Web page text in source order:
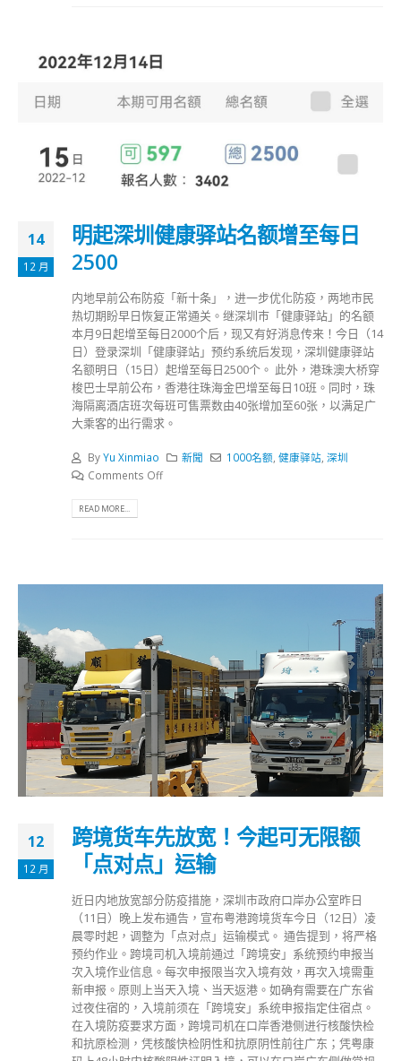
14
12 月
明起深圳健康驿站名额增至每日
2500
内地早前公布防疫「新十条」，进一步优化防疫，两地市民
热切期盼早日恢复正常通关。继深圳巿「健康驿站」的名额
本月9日起增至每日2000个后，现又有好消息传来！今日（14
日）登录深圳「健康驿站」预约系统后发现，深圳健康驿站
名额明日（15日）起增至每日2500个。 此外，港珠澳大桥穿
梭巴士早前公布，香港往珠海金巴增至每日10班。同时，珠
海隔离酒店班次每班可售票数由40张增加至60张，以满足广
大乘客的出行需求。
ByYu Xinmiao 新聞 1000名额,健康驿站,深圳
Comments Off
READ MORE...
12
12 月
跨境货车先放宽！今起可无限额
「点对点」运输
近日内地放宽部分防疫措施，深圳市政府口岸办公室昨日
（11日）晚上发布通告，宣布粤港跨境货车今日（12日）凌
晨零时起，调整为「点对点」运输模式。 通告提到，将严格
预约作业。跨境司机入境前通过「跨境安」系统预约申报当
次入境作业信息。每次申报限当次入境有效，再次入境需重
新申报。原则上当天入境、当天返港。如确有需要在广东省
过夜住宿的，入境前须在「跨境安」系统申报指定住宿点。
在入境防疫要求方面，跨境司机在口岸香港侧进行核酸快检
和抗原检测，凭核酸快检阴性和抗原阴性前往广东；凭粤康